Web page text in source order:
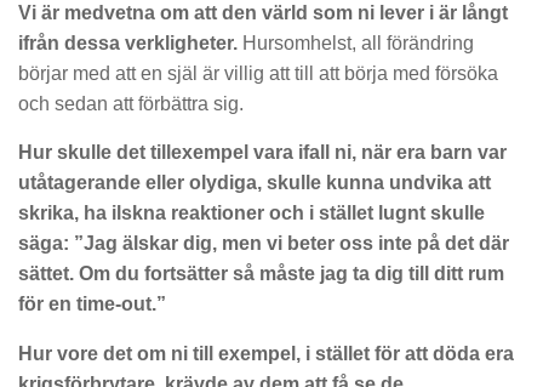
Vi är medvetna om att den värld som ni lever i är långt
ifrån dessa verkligheter. Hursomhelst, all förändring
börjar med att en själ är villig att till att börja med försöka
och sedan att förbättra sig.
Hur skulle det tillexempel vara ifall ni, när era barn var
utåtagerande eller olydiga, skulle kunna undvika att
skrika, ha ilskna reaktioner och i stället lugnt skulle
säga: ”Jag älskar dig, men vi beter oss inte på det där
sättet. Om du fortsätter så måste jag ta dig till ditt rum
för en time-out.”
Hur vore det om ni till exempel, i stället för att döda era